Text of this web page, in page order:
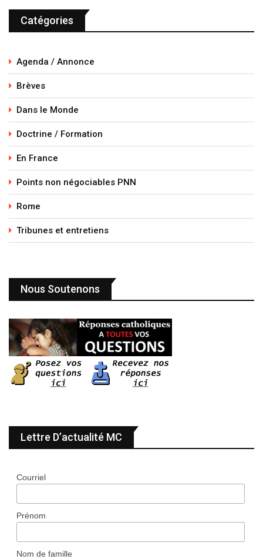
Catégories
Agenda / Annonce
Brèves
Dans le Monde
Doctrine / Formation
En France
Points non négociables PNN
Rome
Tribunes et entretiens
Nous Soutenons
Lettre D’actualité MC
Courriel
Prénom
Nom de famille